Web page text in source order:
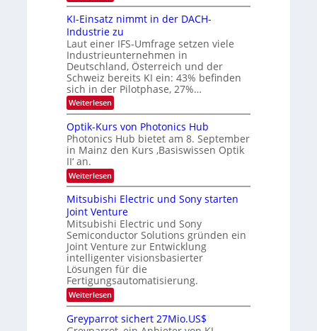
e
r
a
r
b
e
i
t
u
n
g
s
-
T
r
e
n
d
s
t
s
t
a
r
k
e
s
W
a
c
h
s
t
u
m
m
e
r
s
t
e
n
H
a
l
b
j
a
h
8
9
.
W
E
-
H
e
r
a
e
u
s
-
S
m
i
a
r
KI-Einsatz nimmt in der DACH-
Industrie zu
Laut einer IFS-Umfrage setzen viele
Industrieunternehmen in
Deutschland, Österreich und der
Schweiz bereits KI ein: 43% befinden
sich in der Pilotphase, 27%…
Weiterlesen:
K
-
E
i
s
a
z
n
i
m
m
t
i
n
d
e
r
D
A
Optik-Kurs von Photonics Hub
Photonics Hub bietet am 8. September
in Mainz den Kurs ‚Basiswissen Optik
II‘ an.
Weiterlesen:
O
p
t
i
k
-
K
u
r
s
v
o
n
P
h
Mitsubishi Electric und Sony starten
Joint Venture
Mitsubishi Electric und Sony
Semiconductor Solutions gründen ein
Joint Venture zur Entwicklung
intelligenter visionsbasierter
Lösungen für die
Fertigungsautomatisierung.
Weiterlesen:
M
t
Greyparrot sichert 27Mio.US$